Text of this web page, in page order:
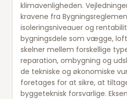
klimavenligheden.
kravene fra
isoleringsniveauer og
bygningsdele som vægge,
skelner mellem forskellige
reparation, ombygning og
de tekniske og økonomiske
foretages for at sikre, at
byggeteknisk forsvarlige.